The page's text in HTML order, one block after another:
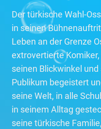
Der türkische Wahl-
in seinen
Leben an der Grenze
extrovertierte
seinen Blickwinkel
Publikum begeistert
seine Welt, in alle
in seinem Alltag
seine türkische